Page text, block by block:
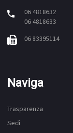
06 4818632
06 4818633
06 83395114
Naviga
Trasparenza
Sedi